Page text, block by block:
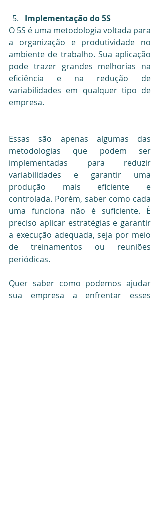
Implementação do 5S
O 5S é uma metodologia voltada para
a organização e produtividade no
ambiente de trabalho. Sua aplicação
pode trazer grandes melhorias na
eficiência e na redução de
variabilidades em qualquer tipo de
empresa.
Essas são apenas algumas das
metodologias que podem ser
implementadas para reduzir
variabilidades e garantir uma
produção mais eficiente e
controlada. Porém, saber como cada
uma funciona não é suficiente. É
preciso aplicar estratégias e garantir
a execução adequada, seja por meio
de treinamentos ou reuniões
periódicas.
Quer saber como podemos ajudar
sua empresa a enfrentar esses